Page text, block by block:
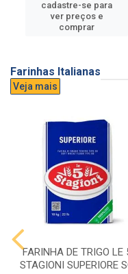
cadastre-se para
ver preços e
comprar
Farinhas Italianas
Veja mais
FARINHA DE TRIGO LE
STAGIONI SUPERIORE